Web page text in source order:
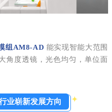
组AM8-AD 能实现智能大范围
角度透镜，光色均匀，单位面
业崭新发展方向